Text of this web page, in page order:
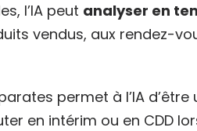
l’IA peut analyser en
vendus, aux rendez-
permet à l’IA d’être
en intérim ou en CDD